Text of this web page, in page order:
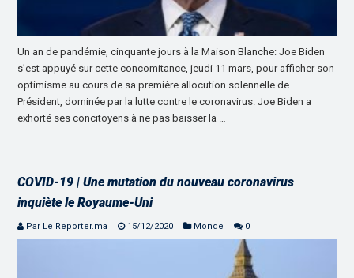
Un an de pandémie, cinquante jours à la Maison Blanche: Joe Biden
s’est appuyé sur cette concomitance, jeudi 11 mars, pour afficher son
optimisme au cours de sa première allocution solennelle de
Président, dominée par la lutte contre le coronavirus. Joe Biden a
exhorté ses concitoyens à ne pas baisser la …
COVID-19 | Une mutation du nouveau coronavirus
inquiète le Royaume-Uni
Par Le Reporter.ma 15/12/2020 Monde 0